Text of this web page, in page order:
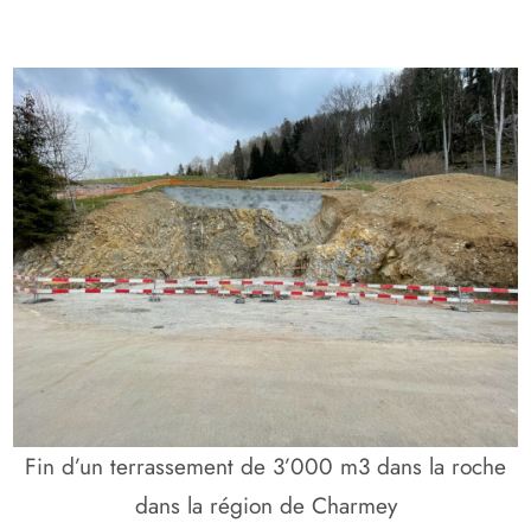
Fin d’un terrassement de 3’000 m3 dans la roche
dans la région de Charmey